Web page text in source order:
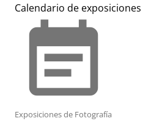
Calendario de exposiciones
event_note
Exposiciones de Fotografía